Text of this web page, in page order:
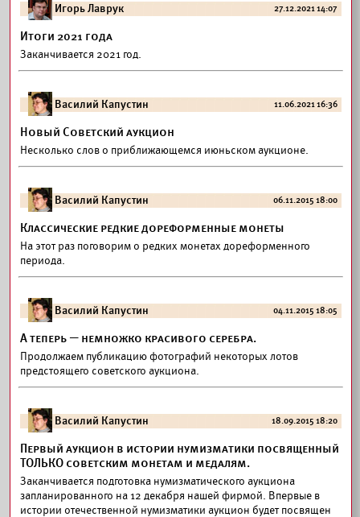
Игорь Лаврук 27.12.2021 14:07
Итоги 2021 года
Заканчивается 2021 год.
Василий Капустин 11.06.2021 16:36
Новый Советский аукцион
Несколько слов о приближающемся июньском аукционе.
Василий Капустин 06.11.2015 18:00
Классические редкие дореформенные монеты
На этот раз поговорим о редких монетах дореформенного
периода.
Василий Капустин 04.11.2015 18:05
А теперь — немножко красивого серебра.
Продолжаем публикацию фотографий некоторых лотов
предстоящего советского аукциона.
Василий Капустин 18.09.2015 18:20
Первый аукцион в истории нумизматики посвященный
ТОЛЬКО советским монетам и медалям.
Заканчивается подготовка нумизматического аукциона
запланированного на 12 декабря нашей фирмой. Впервые в
истории отечественной нумизматики аукцион будет посвящен